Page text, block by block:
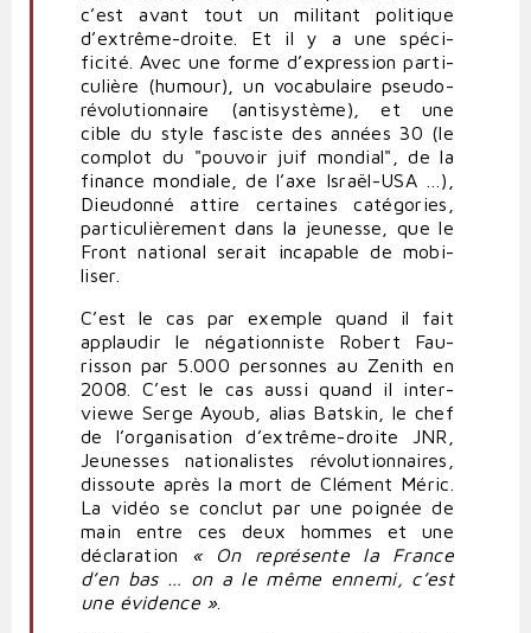
c’est avant tout un militant poli­tique
d’extrême-droite. Et il y a une spé­ci­
ficité. Avec une forme d’expression par­ti­
cu­lière (humour), un voca­bu­laire pseudo-​​
révolutionnaire (anti­système), et une
cible du style fas­ciste des années30 (le
complot du "pouvoir juif mondial", de la
finance mon­diale, de l’axe Israël-​​USA …),
Dieu­donné attire cer­taines caté­gories,
par­ti­cu­liè­rement dans la jeu­nesse, que le
Front national serait inca­pable de mobi­
liser.
C’est le cas par exemple quand il fait
applaudir le néga­tion­niste Robert Fau­
risson par 5 000 per­sonnes au Zenith en
2008 . C’est le cas aussi quand il inter­
viewe Serge Ayoub, alias Batskin, le chef
de l’organisation d’extrême-droite JNR
Jeu­nesses natio­na­listes révo­lu­tion­naires,
dis­soute après la mort de Clément Méric.
La vidéo se conclut par une poignée de
main entre ces deux hommes et une
décla­ration « On repré­sente la France
d’en bas … on a le même ennemi, c’est
une évidence ».